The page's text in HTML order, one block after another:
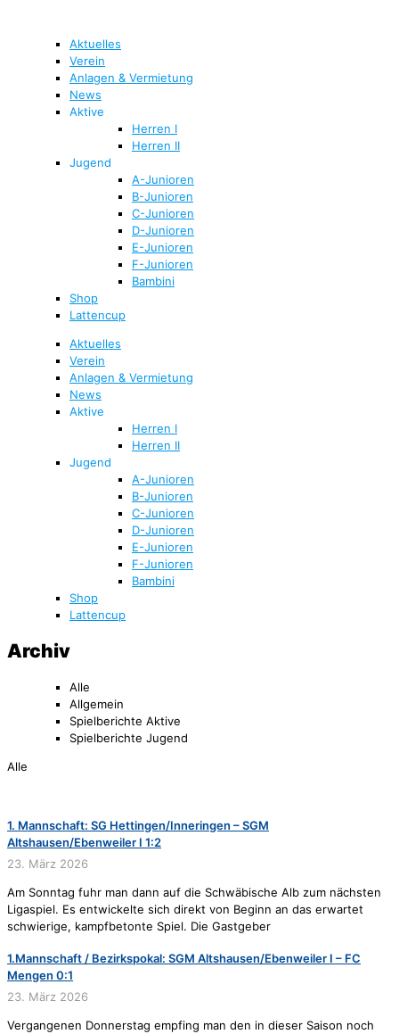
Aktuelles
Verein
Anlagen & Vermietung
News
Aktive
Herren I
Herren II
Jugend
A-Junioren
B-Junioren
C-Junioren
D-Junioren
E-Junioren
F-Junioren
Bambini
Shop
Lattencup
Aktuelles
Verein
Anlagen & Vermietung
News
Aktive
Herren I
Herren II
Jugend
A-Junioren
B-Junioren
C-Junioren
D-Junioren
E-Junioren
F-Junioren
Bambini
Shop
Lattencup
Archiv
Alle
Allgemein
Spielberichte Aktive
Spielberichte Jugend
Alle
1. Mannschaft: SG Hettingen/Inneringen – SGM
Altshausen/Ebenweiler I 1:2
23. März 2026
Am Sonntag fuhr man dann auf die Schwäbische Alb zum nächsten
Ligaspiel. Es entwickelte sich direkt von Beginn an das erwartet
schwierige, kampfbetonte Spiel. Die Gastgeber
1.Mannschaft / Bezirkspokal: SGM Altshausen/Ebenweiler I – FC
Mengen 0:1
23. März 2026
Vergangenen Donnerstag empfing man den in dieser Saison noch